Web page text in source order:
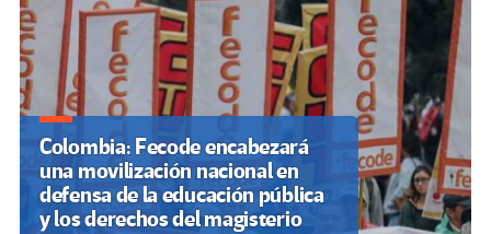
Colombia: Fecode encabezará
una movilización nacional en
defensa de la educación pública
y los derechos del magisterio